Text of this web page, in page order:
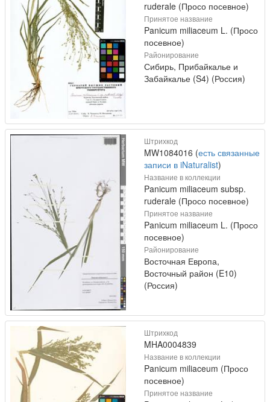
ruderale (Просо посевное)
Принятое название
Panicum miliaceum L. (Просо
посевное)
Районирование
Сибирь, Прибайкалье и
Забайкалье (S4) (Россия)
Штрихкод
MW1084016 (есть связанные
записи в iNaturalist)
Название в коллекции
Panicum miliaceum subsp.
ruderale (Просо посевное)
Принятое название
Panicum miliaceum L. (Просо
посевное)
Районирование
Восточная Европа,
Восточный район (E10)
(Россия)
Штрихкод
MHA0004839
Название в коллекции
Panicum miliaceum (Просо
посевное)
Принятое название